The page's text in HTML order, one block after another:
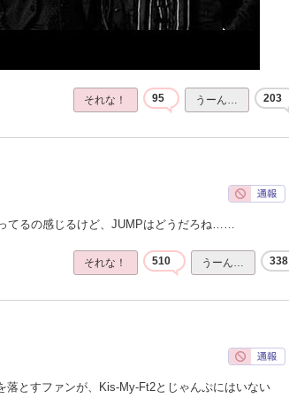
それな！ 95 うーん… 203
てるの感じるけど、JUMPはどうだろね……
それな！ 510 うーん… 338
落とすファンが、Kis-My-Ft2とじゃんぷにはいない